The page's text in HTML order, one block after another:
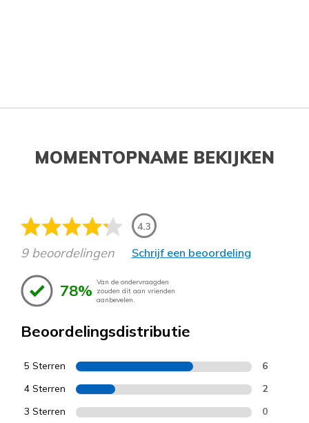
MOMENTOPNAME BEKIJKEN
4.3
9 beoordelingen Schrijf een beoordeling
78% Van de ondervraagden
zouden dit aan vrienden
aanbevelen.
Beoordelingsdistributie
5 Sterren 6
4 Sterren 2
3 Sterren 0